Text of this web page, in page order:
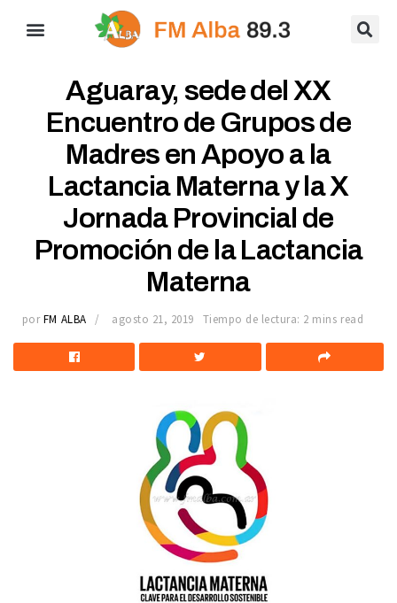
Aguaray, sede del XX
Encuentro de Grupos de
Madres en Apoyo a la
Lactancia Materna y la X
Jornada Provincial de
Promoción de la Lactancia
Materna
por FM ALBA agosto 21, 2019 Tiempo de lectura: 2 mins read